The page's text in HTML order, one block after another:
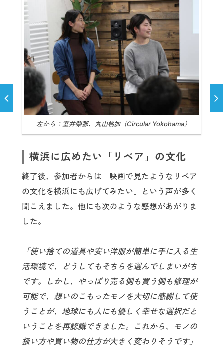
左から：室井梨那、丸山桃加（Circular Yokohama）
横浜に広めたい「リペア」の文化
終了後、参加者からは「映画で見たようなリペア
の文化を横浜にも広げてみたい」という声が多く
聞こえました。他にも次のような感想があがりま
した。
「使い捨ての道具や安い洋服が簡単に手に入る生
活環境で、どうしてもそちらを選んでしまいがち
です。しかし、やっぱり売る側も買う側も修理が
可能で、想いのこもったモノを大切に感謝して使
うことが、地球にも人にも優しく幸せな選択だと
いうことを再認識できました。これから、モノの
扱い方や買い物の仕方が大きく変わりそうです」